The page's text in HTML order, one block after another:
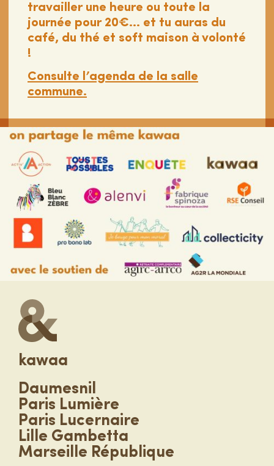
travailler une heure ou toute la
journée pour 20€… et tu auras du
café, du thé et soft maison à volonté
!
Consulte l’agenda de la salle
commune.
kawaa
Daumesnil
Paris Lumière
Paris Lucernaire
Lille Gambetta
Marseille République